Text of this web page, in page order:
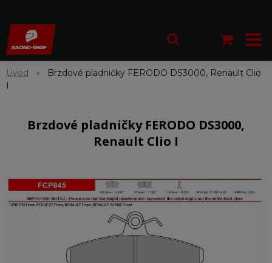
Úvod
Brzdové pladničky FERODO DS3000, Renault Clio
I
Brzdové pladničky FERODO DS3000,
Renault Clio I